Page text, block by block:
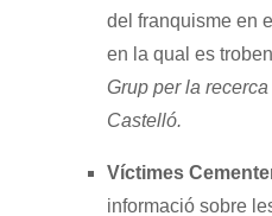
del franquisme en
en la qual es
Grup per la
Castelló.
Víctimes
informació sobre